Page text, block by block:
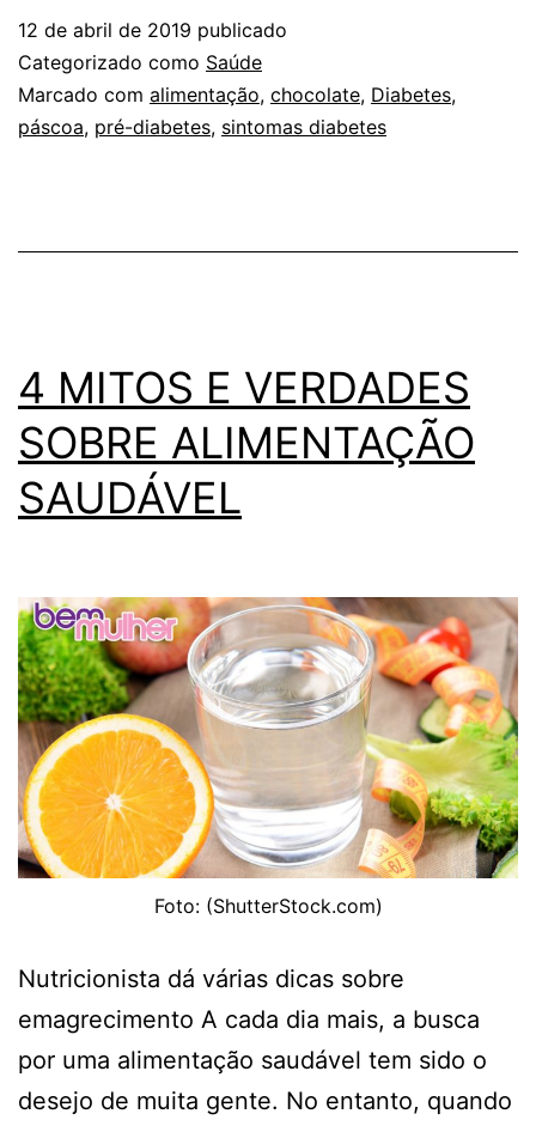
12 de abril de 2019 publicado
Categorizado como Saúde
Marcado com alimentação, chocolate, Diabetes,
páscoa, pré-diabetes, sintomas diabetes
4 MITOS E VERDADES
SOBRE ALIMENTAÇÃO
SAUDÁVEL
Foto: (ShutterStock.com)
Nutricionista dá várias dicas sobre
emagrecimento A cada dia mais, a busca
por uma alimentação saudável tem sido o
desejo de muita gente. No entanto, quando